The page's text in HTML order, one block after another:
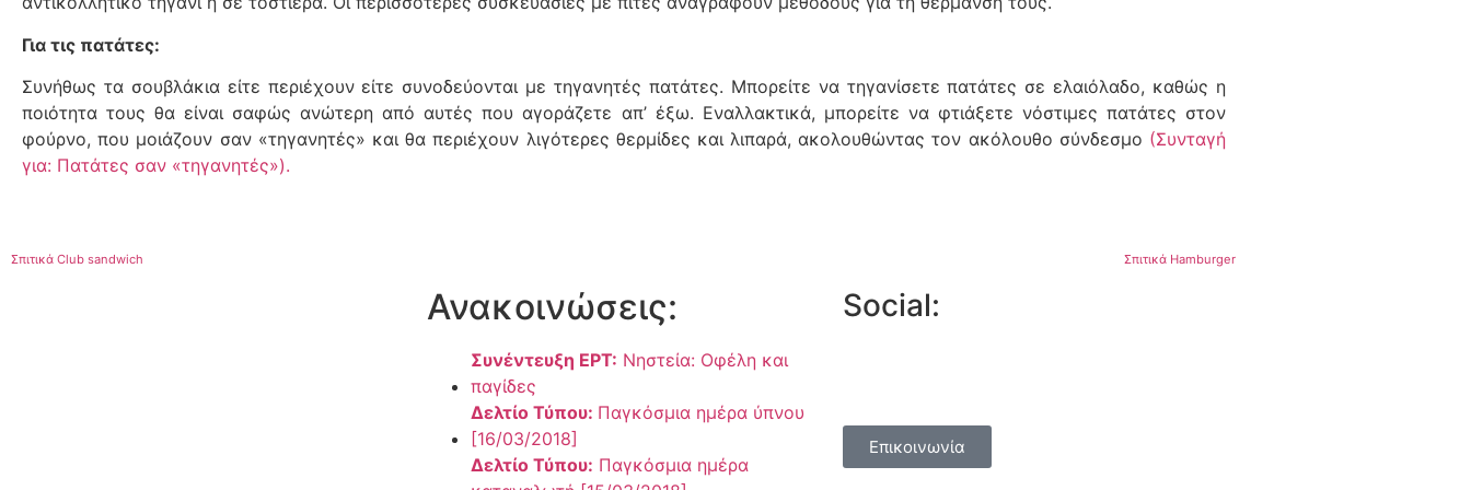
Για τις πατάτες:
Συνήθως τα σουβλάκια είτε περιέχουν είτε συνοδεύονται με τηγανητές πατάτες. Μπορείτε να τηγανίσετε πατάτες σε ελαιόλαδο, καθώς η
ποιότητα τους θα είναι σαφώς ανώτερη από αυτές που αγοράζετε απ’ έξω. Εναλλακτικά, μπορείτε να φτιάξετε νόστιμες πατάτες στον
φούρνο, που μοιάζουν σαν «τηγανητές» και θα περιέχουν λιγότερες θερμίδες και λιπαρά, ακολουθώντας τον ακόλουθο σύνδεσμο (Συνταγή
για: Πατάτες σαν «τηγανητές»).
Σπιτικά Club sandwich Σπιτικά Hamburger
Ανακοινώσεις:
Συνέντευξη ΕΡΤ: Νηστεία: Οφέλη και
παγίδες
Δελτίο Τύπου: Παγκόσμια ημέρα ύπνου
[16/03/2018]
Δελτίο Τύπου: Παγκόσμια ημέρα
Social:
Επικοινωνία